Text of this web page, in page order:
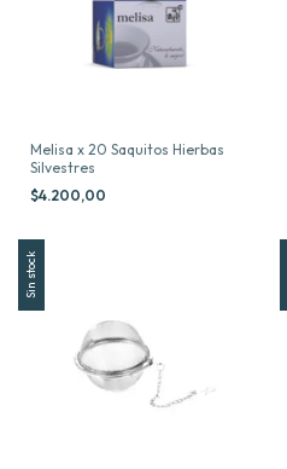
Melisa x 20 Saquitos Hierbas
Silvestres
$4.200,00
Sin stock